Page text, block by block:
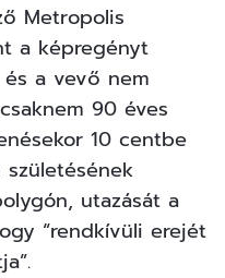
Metropolis
a képregényt
a vevő nem
90 éves
10 centbe
utazását a
“rendkívüli erejét